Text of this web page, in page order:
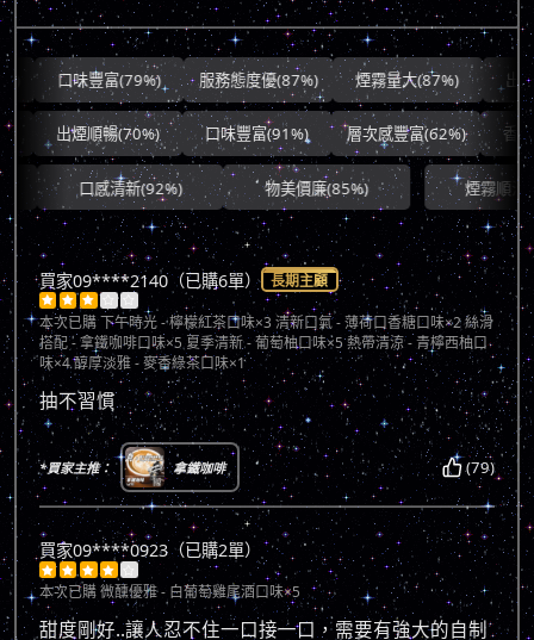
口味豐富(79%) 服務態度優(87%) 煙霧量大(87%) 出貨快速
出煙順暢(70%) 口味豐富(91%) 層次感豐富(62%) 香氣協
口感清新(92%) 物美價廉(85%) 煙霧順滑(71%)
買家09****2140（已購6單） 長期主顧
    
本次已購下午時光 - 檸檬紅茶口味×3 清新口氣 - 薄荷口香糖口味×2 絲滑
搭配 - 拿鐵咖啡口味×5 夏季清新 - 葡萄柚口味×5 熱帶清涼 - 青檸西柚口
味×4 醇厚淡雅 - 麥香綠茶口味×1
抽不習慣
*買家主推： 拿鐵咖啡 (79)
買家09****0923（已購2單）
    
本次已購微醺優雅 - 白葡萄雞尾酒口味×5
甜度剛好..讓人忍不住一口接一口，需要有強大的自制